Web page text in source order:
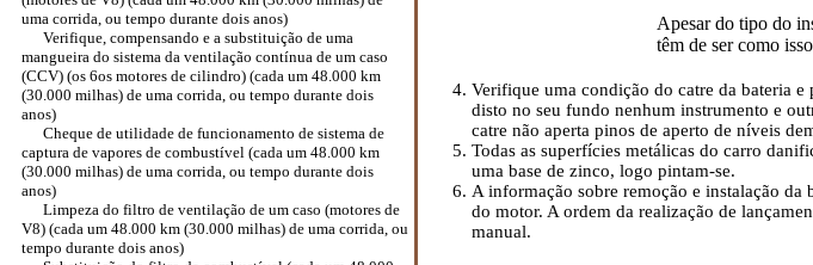
uma corrida, ou tempo durante dois anos)
Verifique, compensando e a substituição de uma
mangueira do sistema da ventilação contínua de um caso
(CCV) (os 6os motores de cilindro) (cada um 48.000 km
(30.000 milhas) de uma corrida, ou tempo durante dois
anos)
Cheque de utilidade de funcionamento de sistema de
captura de vapores de combustível (cada um 48.000 km
(30.000 milhas) de uma corrida, ou tempo durante dois
anos)
Limpeza do filtro de ventilação de um caso (motores de
V8) (cada um 48.000 km (30.000 milhas) de uma corrida, ou
tempo durante dois anos)
Apesar do tipo do
têm de ser como
Verifique uma condição do catre da bateria e
disto no seu fundo nenhum instrumento e
catre não aperta pinos de aperto de níveis
Todas as superfícies metálicas do carro
uma base de zinco, logo pintam-se.
A informação sobre remoção e instalação da
do motor. A ordem da realização de
manual.